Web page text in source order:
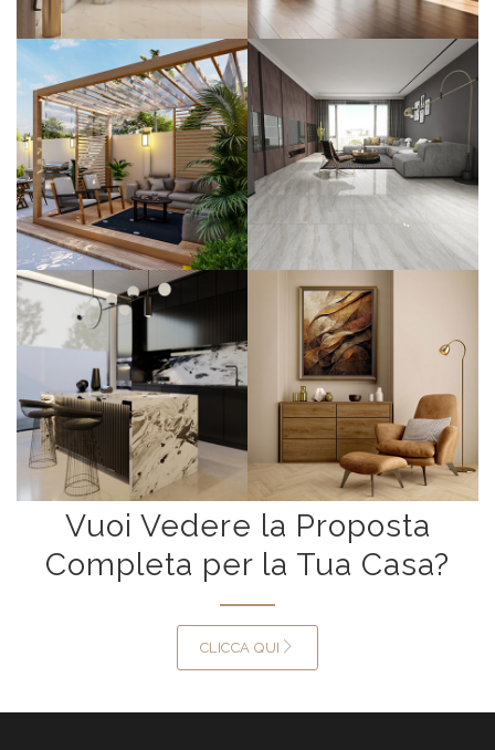
Vuoi Vedere la Proposta
Completa per la Tua Casa?
CLICCA QUI